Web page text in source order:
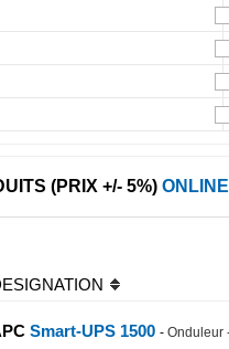
(PRIX +/- 5%)
Smart-UPS 1500 - Onduleur